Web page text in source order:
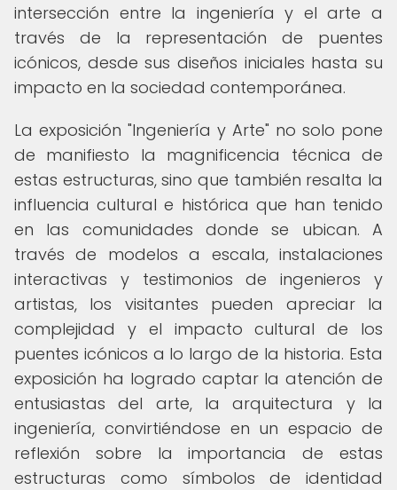
intersección entre la ingeniería y el arte a
través de la representación de puentes
icónicos, desde sus diseños iniciales hasta su
impacto en la sociedad contemporánea.
La exposición "Ingeniería y Arte" no solo pone
de manifiesto la magnificencia técnica de
estas estructuras, sino que también resalta la
influencia cultural e histórica que han tenido
en las comunidades donde se ubican. A
través de modelos a escala, instalaciones
interactivas y testimonios de ingenieros y
artistas, los visitantes pueden apreciar la
complejidad y el impacto cultural de los
puentes icónicos a lo largo de la historia. Esta
exposición ha logrado captar la atención de
entusiastas del arte, la arquitectura y la
ingeniería, convirtiéndose en un espacio de
reflexión sobre la importancia de estas
estructuras como símbolos de identidad